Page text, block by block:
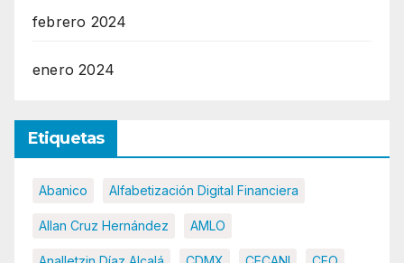
febrero 2024
enero 2024
Etiquetas
Abanico Alfabetización Digital Financiera
Allan Cruz Hernández AMLO